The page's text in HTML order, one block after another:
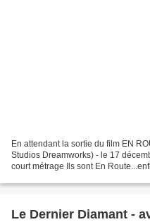
En attendant la sortie du film EN
Studios Dreamworks) - le 17
court métrage Ils sont En
Le Dernier Diamant -